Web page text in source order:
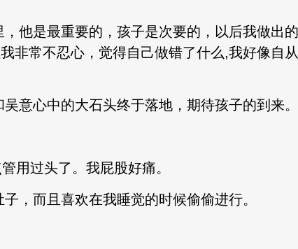
他是最重要的，孩子是次要的，以后我做出
非常不忍心，觉得自己做错了什么,我好像自
意心中的大石头终于落地，期待孩子的到来。
用过头了。我屁股好痛。
，而且喜欢在我睡觉的时候偷偷进行。